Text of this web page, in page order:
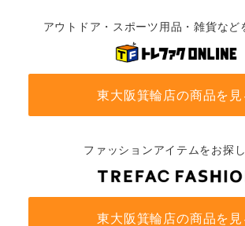
アウトドア・スポーツ用品・雑貨など
東大阪箕輪店の商品を見
ファッションアイテムをお探
東大阪箕輪店の商品を見